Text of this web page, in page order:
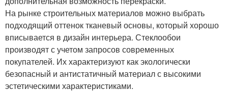
На рынке строительных материалов можно выбрать
подходящий оттенок тканевый основы, который хорошо
вписывается в дизайн интерьера. Стеклообои
производят с учетом запросов современных
покупателей. Их характеризуют как экологически
безопасный и антистатичный материал с высокими
эстетическими характеристиками.